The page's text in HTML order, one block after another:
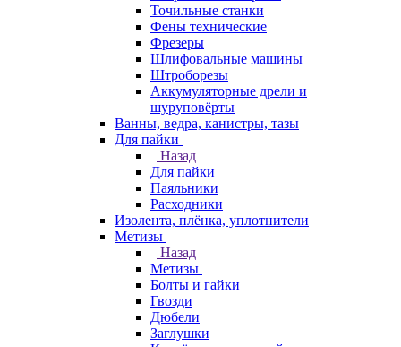
Точильные станки
Фены технические
Фрезеры
Шлифовальные машины
Штроборезы
Аккумуляторные дрели и
шуруповёрты
Ванны, ведра, канистры, тазы
Для пайки
Назад
Для пайки
Паяльники
Расходники
Изолента, плёнка, уплотнители
Метизы
Назад
Метизы
Болты и гайки
Гвозди
Дюбели
Заглушки